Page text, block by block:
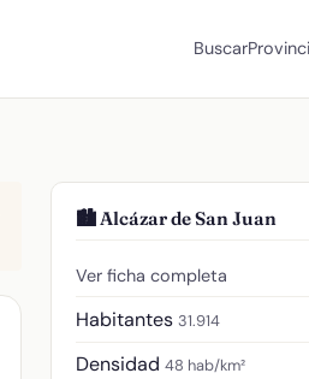
Buscar
🏙️ Alcázar de San Juan
Ver ficha completa
Habitantes 31.914
Densidad 48 hab/km²